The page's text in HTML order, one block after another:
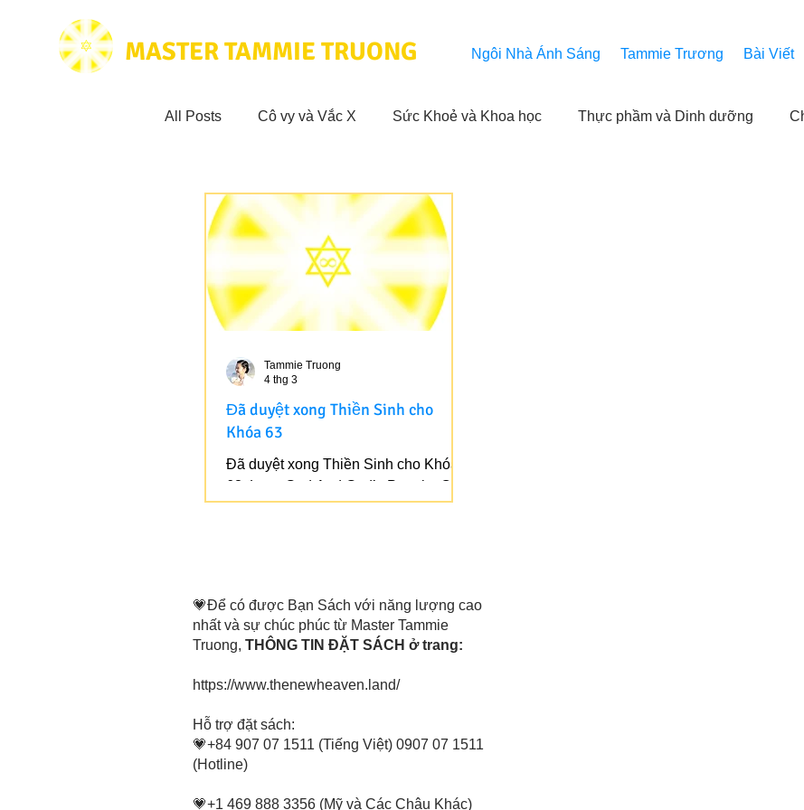
MASTER TAMMIE TRUONG Ngôi Nhà Ánh Sáng Tammie Trương Bài Viết
All Posts Cô vy và Vắc X Sức Khoẻ và Khoa học Thực phầm và Dinh dưỡng
Trích dẫn hay trong Sách CL&NL
Phim Tâm Linh Hoạt động hằng ngày của Tammie
Đã duyệt xong Thiền Sinh cho
Khóa 63
Đã duyệt xong Thiền Sinh cho Khóa
63. Love God And God’s People. Các
Bạn có thể đăng ký cho Khóa #64.
Tammie Truong
4 thg 3
💗Để có được Bạn Sách với năng lượng cao
nhất và sự chúc phúc từ Master Tammie
Truong, THÔNG TIN ĐẶT SÁCH ở trang:
https://www.thenewheaven.land/
​Hỗ trợ đặt sách:
💗+84 907 07 1511 (Tiếng Việt) 0907 07 1511
(Hotline)
💗+1 469 888 3356 (Mỹ và Các Châu Khác)